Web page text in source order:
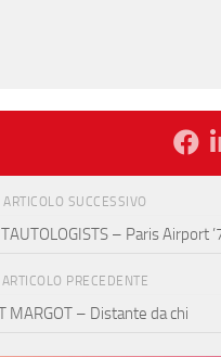
ARTICOLO SUCCESSIVO
– Paris Airport
ARTICOLO PRECEDENTE
MARGOT – Distante da chi